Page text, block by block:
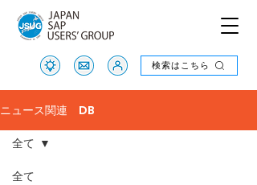
検索はこちら
検索はこちら
ニュース関連 DB
全て
全て